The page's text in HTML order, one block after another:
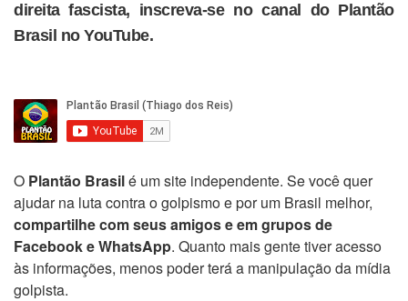
direita fascista, inscreva-se no canal do Plantão
Brasil no YouTube.
O Plantão Brasilé um site independente. Se você quer
ajudar na luta contra o golpismo e por um Brasil melhor,
compartilhe com seus amigos e em grupos de
Facebook e WhatsApp. Quanto mais gente tiver acesso
às informações, menos poder terá a manipulação da mídia
golpista.